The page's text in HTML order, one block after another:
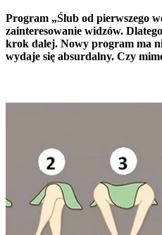
Program „Ślub od pierwszego
zainteresowanie widzów.
krok dalej. Nowy program ma
wydaje się absurdalny. Czy